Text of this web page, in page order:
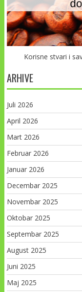
Korisne stvari i
ARHIVE
Juli 2026
April 2026
Mart 2026
Februar 2026
Januar 2026
Decembar 2025
Novembar 2025
Oktobar 2025
Septembar 2025
August 2025
Juni 2025
Maj 2025